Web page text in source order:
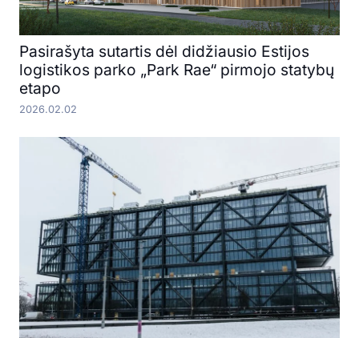
Pasirašyta sutartis dėl didžiausio Estijos
logistikos parko „Park Rae“ pirmojo statybų
etapo
2026.02.02